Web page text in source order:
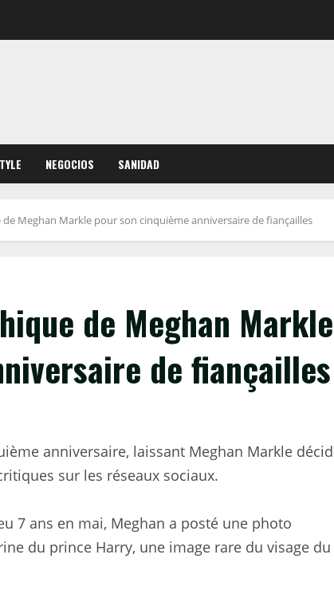
NEGOCIOS SANIDAD
Meghan Markle pour son cinquième anniversaire de fiançailles
de Meghan Markle
de fiançailles
anniversaire, laissant Meghan Markle
sur les réseaux sociaux.
7 ans en mai, Meghan a posté une photo
du prince Harry, une image rare du visage du